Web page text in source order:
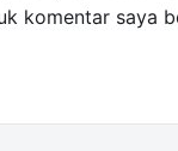
komentar saya